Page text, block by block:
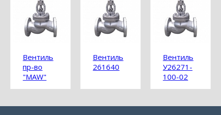
Вентиль
пр-во
"MAW"
Вентиль
261640
Вентиль
У26271-
100-02